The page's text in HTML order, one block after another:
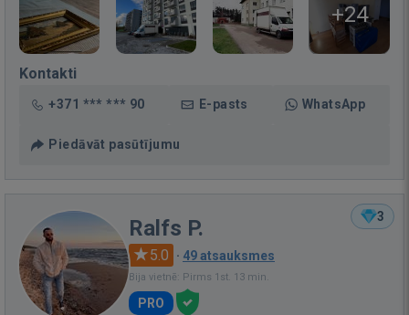
+24
Kontakti
+371 *** *** 90 E-pasts WhatsApp
Piedāvāt pasūtījumu
3
Ralfs P.
5.0 · 49 atsauksmes
Bija vietnē: Pirms 1st. 13 min.
PRO